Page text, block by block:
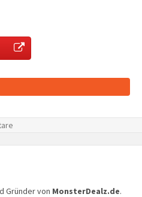
Gründer von MonsterDealz.de.